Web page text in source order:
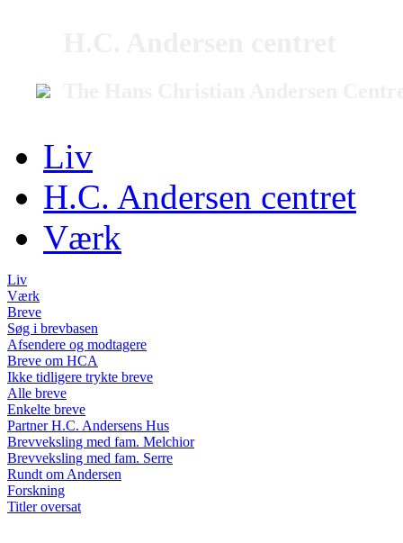
Liv
H.C. Andersen centret
Værk
Liv
Værk
Breve
Søg i brevbasen
Afsendere og modtagere
Breve om HCA
Ikke tidligere trykte breve
Alle breve
Enkelte breve
Partner H.C. Andersens Hus
Brevveksling med fam. Melchior
Brevveksling med fam. Serre
Rundt om Andersen
Forskning
Titler oversat